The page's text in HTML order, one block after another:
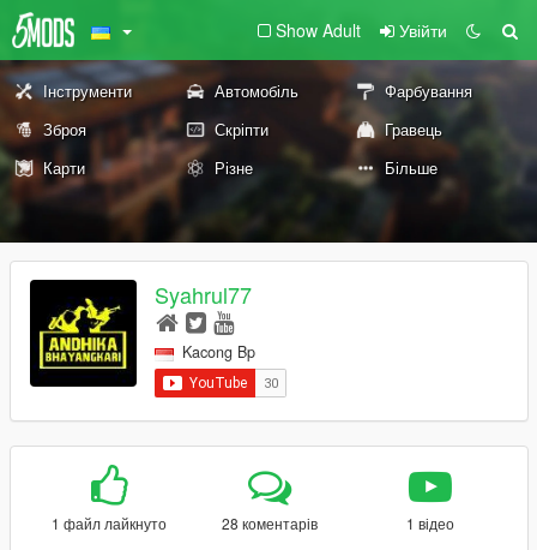
Show Adult Увійти
Інструменти Автомобіль
Фарбування
Зброя
Скріпти
Гравець
Карти
Різне Більше
Syahrul77
Kacong Bp
1 файл лайкнуто 28 коментарів 1 відео